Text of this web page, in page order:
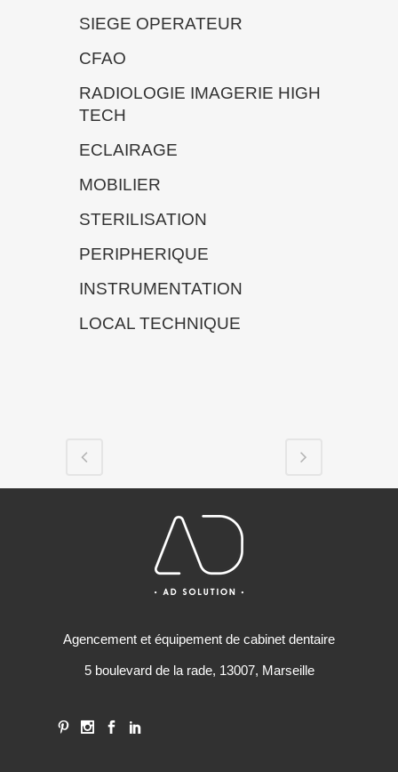
SIEGE OPERATEUR
CFAO
RADIOLOGIE IMAGERIE HIGH
TECH
ECLAIRAGE
MOBILIER
STERILISATION
PERIPHERIQUE
INSTRUMENTATION
LOCAL TECHNIQUE
Agencement et équipement de cabinet dentaire
5 boulevard de la rade, 13007, Marseille